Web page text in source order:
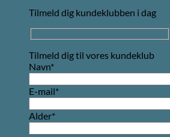
Tilmeld dig kundeklubben i dag
Tilmeld dig til vores kundeklub
Navn*
E-mail*
Alder*